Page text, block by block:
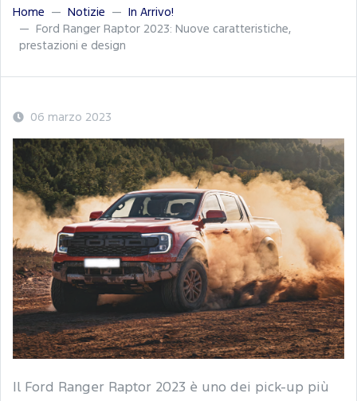
Home Notizie
In Arrivo!
Ford Ranger Raptor 2023: Nuove caratteristiche,
prestazioni e design
06 marzo 2023
Il Ford Ranger Raptor 2023 è uno dei pick-up più